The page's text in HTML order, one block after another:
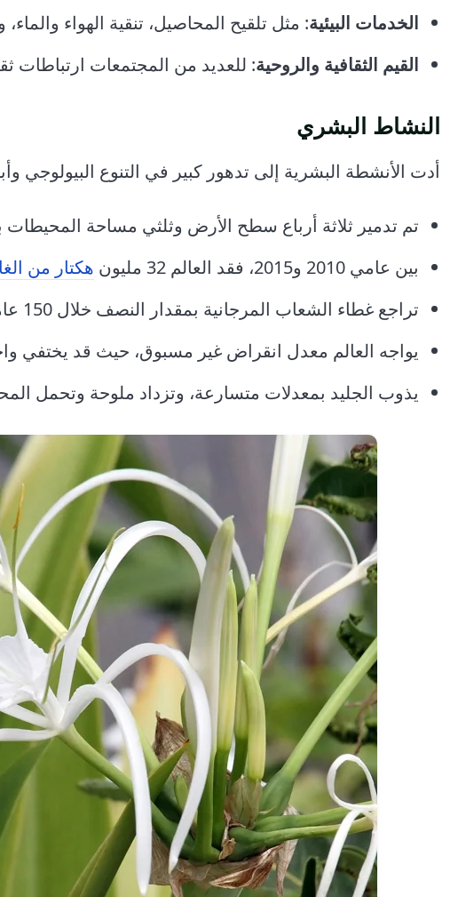
الخدمات البيئية: مثل تلقيح المحاصيل، تنقية الهواء والماء،
القيم الثقافية والروحية: للعديد من المجتمعات ارتباطات
النشاط البشري
أدت الأنشطة البشرية إلى تدهور كبير في التنوع البيولوجي
تم تدمير ثلاثة أرباع سطح الأرض وثلثي مساحة
بين عامي 2010 و2015، فقد العالم 32 مليون
هكتار من
تراجع غطاء الشعاب المرجانية بمقدار النصف خلال 150 عاماً.
يواجه العالم معدل انقراض غير مسبوق، حيث قد يختفي
يذوب الجليد بمعدلات متسارعة، وتزداد ملوحة وتحمل